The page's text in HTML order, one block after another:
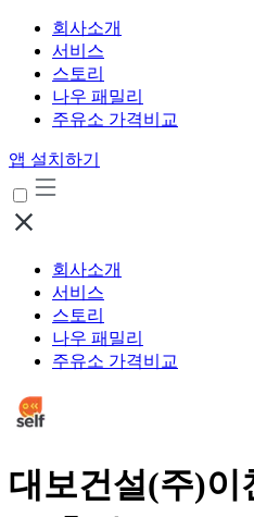
회사소개
서비스
스토리
나우 패밀리
주유소 가격비교
앱 설치하기
회사소개
서비스
스토리
나우 패밀리
주유소 가격비교
대보건설(주)이